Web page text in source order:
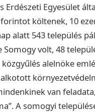
Erdészeti Egyesület
költenek, 10
alatt 543 település
volt, 48
alelnöke
van
A somogyi